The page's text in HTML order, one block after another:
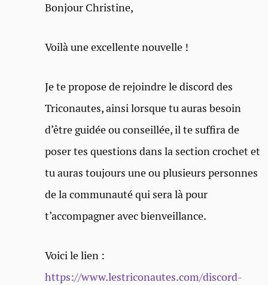
Bonjour Christine,
Voilà une excellente nouvelle !
Je te propose de rejoindre le discord des
Triconautes, ainsi lorsque tu auras besoin
d’être guidée ou conseillée, il te suffira de
poser tes questions dans la section crochet et
tu auras toujours une ou plusieurs personnes
de la communauté qui sera là pour
t’accompagner avec bienveillance.
Voici le lien :
https://www.lestriconautes.com/discord-